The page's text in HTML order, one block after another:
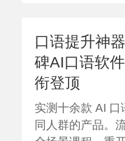
口语提升神
碑AI口语软
衔登顶
实测十余款 AI
同人群的产品。